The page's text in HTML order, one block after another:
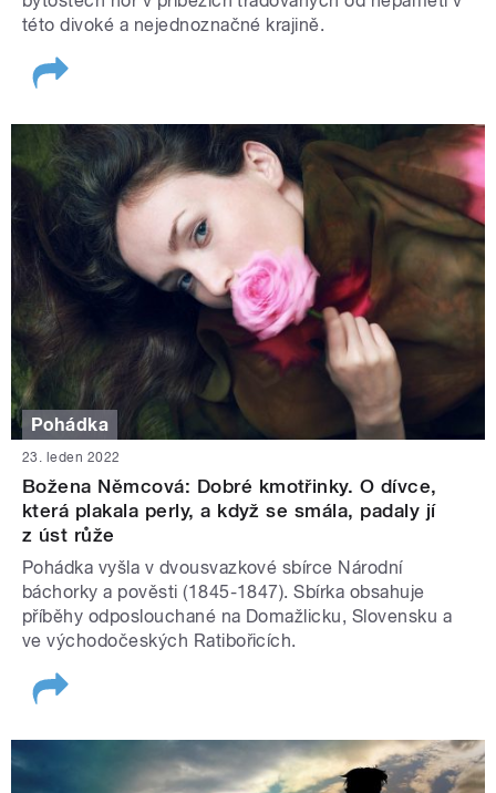
této divoké a nejednoznačné krajině.
Pohádka
23. leden 2022
Božena Němcová: Dobré kmotřinky. O dívce,
která plakala perly, a když se smála, padaly jí
z úst růže
Pohádka vyšla v dvousvazkové sbírce Národní
báchorky a pověsti (1845-1847). Sbírka obsahuje
příběhy odposlouchané na Domažlicku, Slovensku a
ve východočeských Ratibořicích.